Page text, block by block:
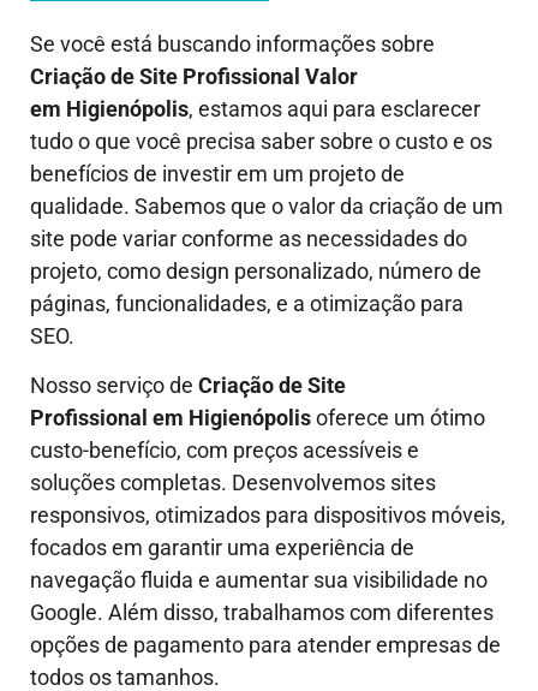
Se você está buscando informações sobre
Criação de Site Profissional Valor
em Higienópolis, estamos aqui para esclarecer
tudo o que você precisa saber sobre o custo e os
benefícios de investir em um projeto de
qualidade. Sabemos que o valor da criação de um
site pode variar conforme as necessidades do
projeto, como design personalizado, número de
páginas, funcionalidades, e a otimização para
SEO.
Nosso serviço de Criação de Site
Profissional em Higienópolisoferece um ótimo
custo-benefício, com preços acessíveis e
soluções completas. Desenvolvemos sites
responsivos, otimizados para dispositivos móveis,
focados em garantir uma experiência de
navegação fluida e aumentar sua visibilidade no
Google. Além disso, trabalhamos com diferentes
opções de pagamento para atender empresas de
todos os tamanhos.